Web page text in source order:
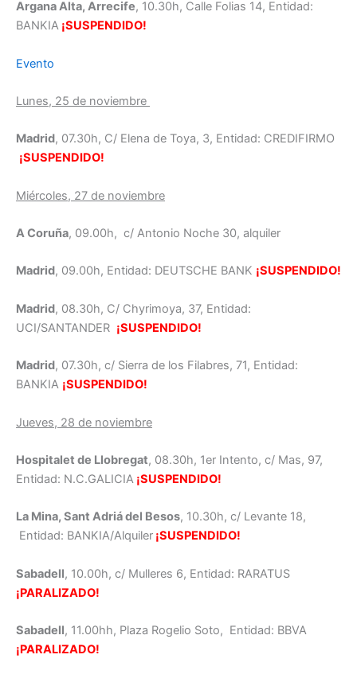
Argana Alta, Arrecife, 10.30h, Calle Folias 14, Entidad:
BANKIA ¡SUSPENDIDO!
Evento
Lunes, 25 de noviembre
Madrid, 07.30h, C/ Elena de Toya, 3, Entidad: CREDIFIRMO
¡SUSPENDIDO!
Miércoles, 27 de noviembre
A Coruña, 09.00h, c/ Antonio Noche 30, alquiler
Madrid, 09.00h, Entidad: DEUTSCHE BANK ¡SUSPENDIDO!
Madrid, 08.30h, C/ Chyrimoya, 37, Entidad:
UCI/SANTANDER ¡SUSPENDIDO!
Madrid, 07.30h, c/ Sierra de los Filabres, 71, Entidad:
BANKIA ¡SUSPENDIDO!
Jueves, 28 de noviembre
Hospitalet de Llobregat, 08.30h, 1er Intento, c/ Mas, 97,
Entidad: N.C.GALICIA ¡SUSPENDIDO!
La Mina, Sant Adriá del Besos, 10.30h, c/ Levante 18,
Entidad: BANKIA/Alquiler ¡SUSPENDIDO!
Sabadell, 10.00h, c/ Mulleres 6, Entidad: RARATUS
¡PARALIZADO!
Sabadell, 11.00hh, Plaza Rogelio Soto, Entidad: BBVA
¡PARALIZADO!